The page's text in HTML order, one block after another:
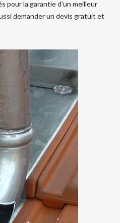
pour la garantie d'un meilleur
demander un devis gratuit et